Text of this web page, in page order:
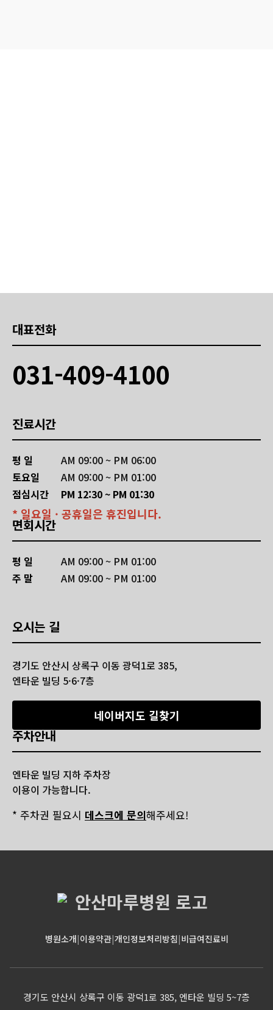
대표전화
031-409-4100
진료시간
평 일
AM 09:00 ~ PM 06:00
토요일
AM 09:00 ~ PM 01:00
점심시간
PM 12:30 ~ PM 01:30
* 일요일 · 공휴일은 휴진입니다.
면회시간
평 일
AM 09:00 ~ PM 01:00
주 말
AM 09:00 ~ PM 01:00
오시는 길
경기도 안산시 상록구 이동 광덕1로 385,
엔타운 빌딩 5·6·7층
네이버지도 길찾기
주차안내
엔타운 빌딩 지하 주차장
이용이 가능합니다.
* 주차권 필요시 데스크에 문의해주세요!
병원소개|이용약관|개인정보처리방침|비급여진료비
경기도 안산시 상록구 이동 광덕1로 385, 엔타운 빌딩 5~7층